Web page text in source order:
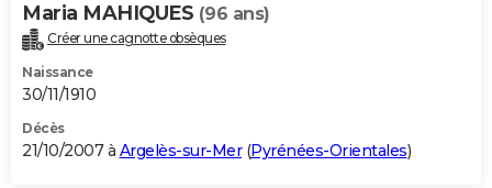
Maria MAHIQUES (96 ans)
Créer une cagnotte obsèques
Naissance
30/11/1910
Décès
21/10/2007 à Argelès-sur-Mer(Pyrénées-Orientales)